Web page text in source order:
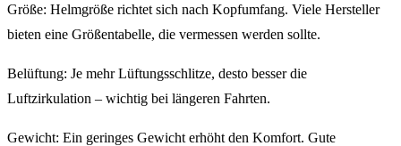
Größe: Helmgröße richtet sich nach Kopfumfang. Viele Hersteller
bieten eine Größentabelle, die vermessen werden sollte.
Belüftung: Je mehr Lüftungsschlitze, desto besser die
Luftzirkulation – wichtig bei längeren Fahrten.
Gewicht: Ein geringes Gewicht erhöht den Komfort. Gute